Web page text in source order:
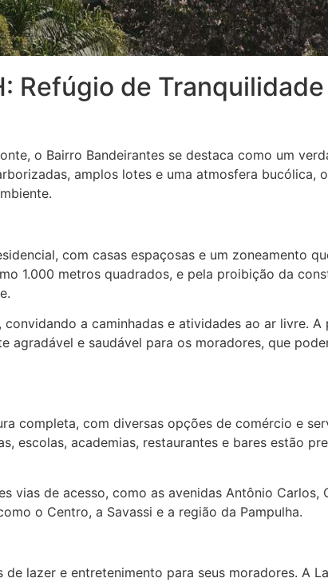
Refúgio de
o Bairro Bandeirantes se destaca como um
amplos lotes e uma atmosfera bucólica,
com casas espaçosas e um zoneamento
1.000 metros quadrados, e pela proibição da
a caminhadas e atividades ao ar livre.
agradável e saudável para os moradores, que
completa, com diversas opções de comércio e
escolas, academias, restaurantes e bares estão
vias de acesso, como as avenidas Antônio
o Centro, a Savassi e a região da Pampulha.
lazer e entretenimento para seus moradores. A